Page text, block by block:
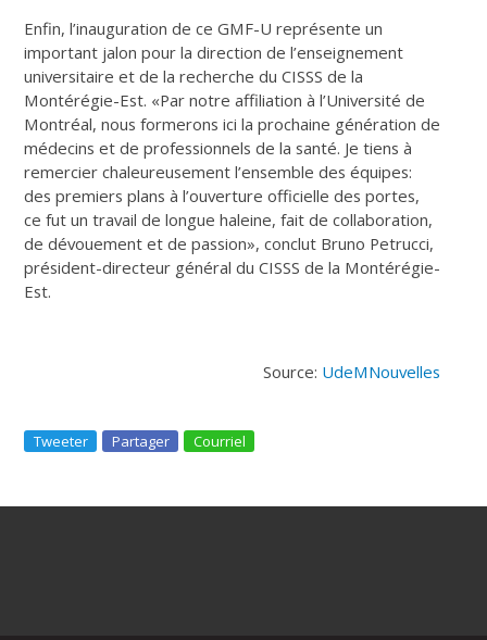
Enfin, l’inauguration de ce GMF-U représente un
important jalon pour la direction de l’enseignement
universitaire et de la recherche du CISSS de la
Montérégie-Est. «Par notre affiliation à l’Université de
Montréal, nous formerons ici la prochaine génération de
médecins et de professionnels de la santé. Je tiens à
remercier chaleureusement l’ensemble des équipes:
des premiers plans à l’ouverture officielle des portes,
ce fut un travail de longue haleine, fait de collaboration,
de dévouement et de passion», conclut Bruno Petrucci,
président-directeur général du CISSS de la Montérégie-
Est.
Source: UdeMNouvelles
Tweeter Partager Courriel